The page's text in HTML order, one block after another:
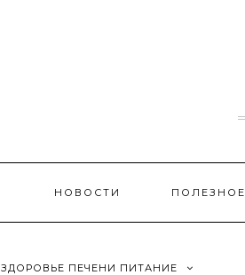
НОВОСТИ ПОЛЕЗНОЕ
ЗДОРОВЬЕ ПЕЧЕНИ ПИТАНИЕ